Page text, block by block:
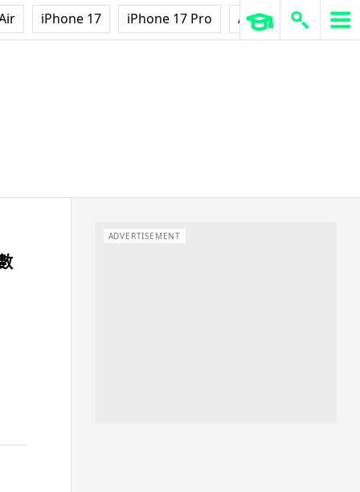
iPhone 17 iPhone 17 Pro AirPods Pro 3
ADVERTISEMENT